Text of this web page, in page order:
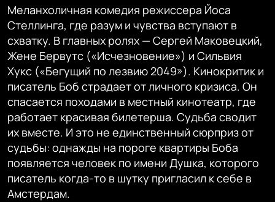
Auto 164p 248p 330p
494p 740p
330p
494p
740p
Меланхоличная комедия режиссера Йоса
Стеллинга, где разум и чувства вступают в
схватку. В главных ролях — Сергей Маковецкий,
Жене Бервутс («Исчезновение») и Сильвия
Хукс («Бегущий по лезвию 2049»). Кинокритик и
писатель Боб страдает от личного кризиса. Он
спасается походами в местный кинотеатр, где
работает красивая билетерша. Судьба сводит
их вместе. И это не единственный сюрприз от
судьбы: однажды на пороге квартиры Боба
появляется человек по имени Душка, которого
писатель когда-то в шутку пригласил к себе в
Амстердам.